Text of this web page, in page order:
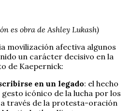
es obra de Ashley Lukash)
movilización afectiva algunos
un carácter decisivo en la
de Kaepernick:
en un legado: el hecho
icónico de la lucha por los
través de la protesta-oración